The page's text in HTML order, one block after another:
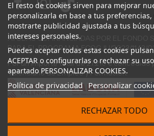
El resto de cookies sirven para mejorar
personalizarla en base a tus
mostrarte publicidad ajustada a tus
intereses personales.
Puedes aceptar todas estas cookies
ACEPTAR o configurarlas o rechazar su
apartado PERSONALIZAR COOKIES.
Política de privacidad Personalizar
RECHAZAR TODO
AYUDAS COFINANCIADAS POR EL FONDO
PARA EL PROGRAMA ECOGJU/2023/1143/
Por un importe total de 27.216 € concedido
Valenciano de Empleo y Formación.